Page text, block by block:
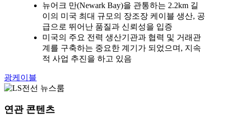
뉴어크 만(Newark Bay)을 관통하는 2.2km 길
이의 미국 최대 규모의 장조장 케이블 생산, 공
급으로 뛰어난 품질과 신뢰성을 입증
미국의 주요 전력 생산기관과 협력 및 거래관
계를 구축하는 중요한 계기가 되었으며, 지속
적 사업 추진을 하고 있음
광케이블
연관 콘텐츠